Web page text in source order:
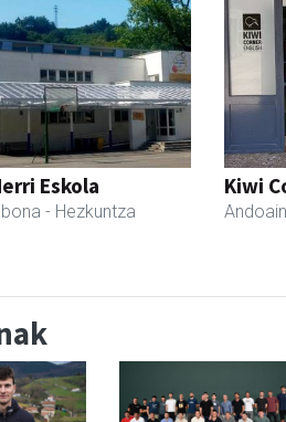
Eskola
- Hezkuntza
Kiwi
Andoain